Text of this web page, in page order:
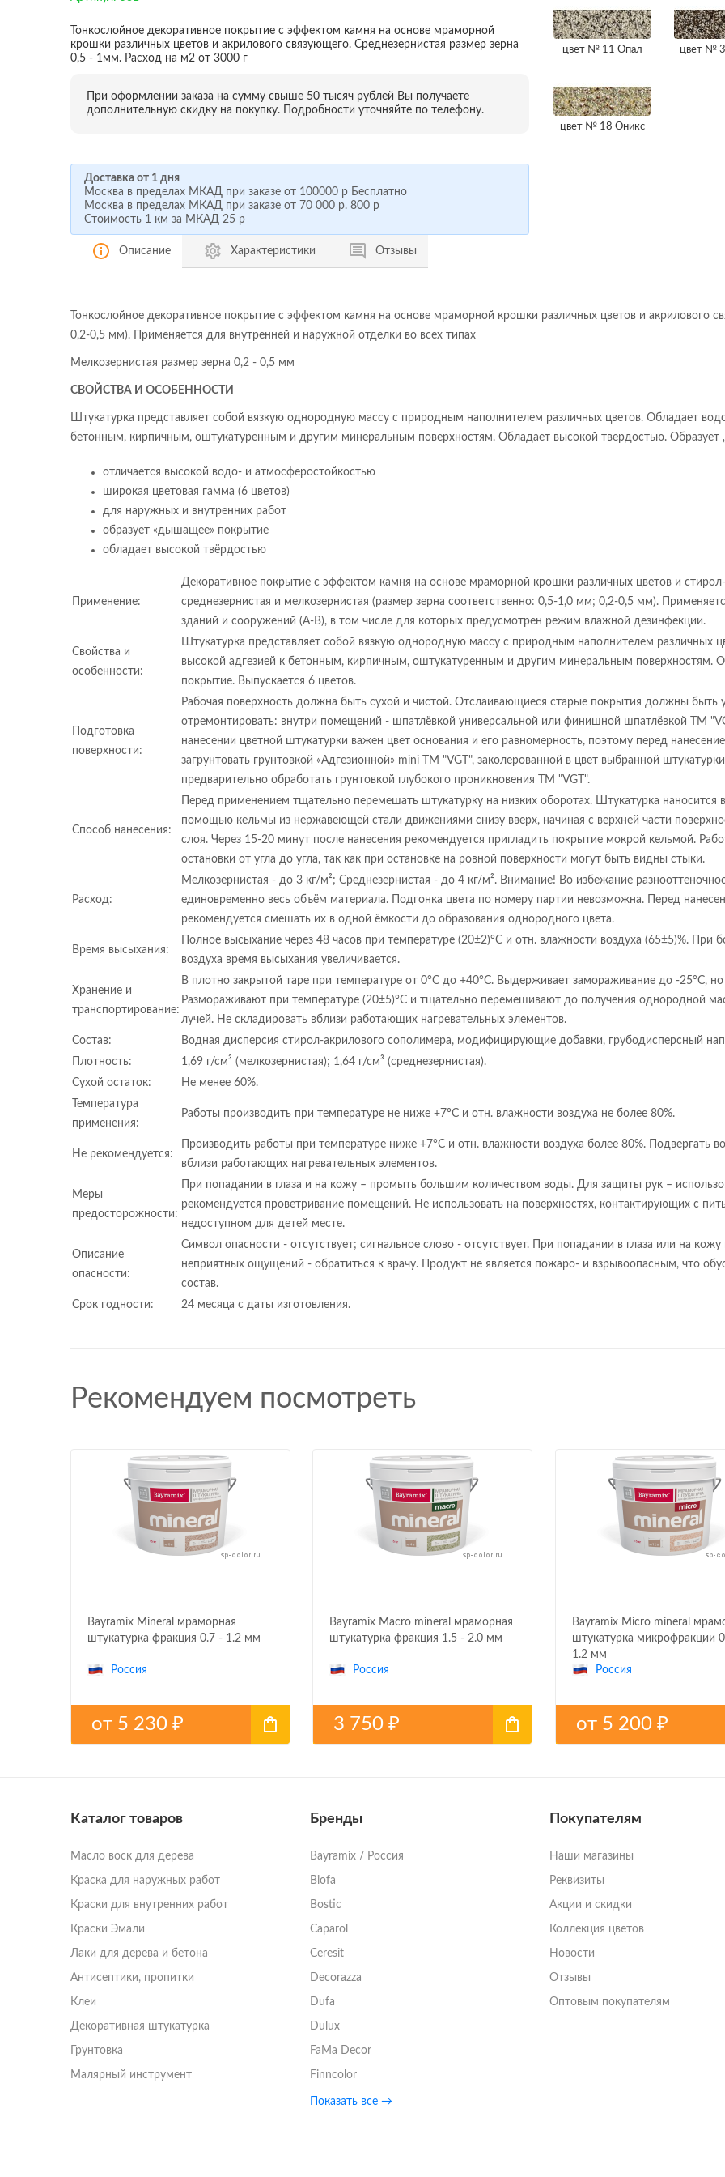
Тонкослойное декоративное покрытие с эффектом камня на основе мраморной
крошки различных цветов и акрилового связующего. Среднезернистая размер зерна
0,5 - 1мм. Расход на м2 от 3000 г
При оформлении заказа на сумму свыше 50 тысяч рублей Вы получаете
дополнительную скидку на покупку. Подробности уточняйте по телефону.
Доставка от 1 дня
Москва в пределах МКАД при заказе от 100000 р Бесплатно
Москва в пределах МКАД при заказе от 70 000 р. 800 р
Стоимость 1 км за МКАД 25 р
цвет № 11 Опал цвет № 3
цвет № 18 Оникс
Описание Характеристики Отзывы
Тонкослойное декоративное покрытие с эффектом камня на основе мраморной крошки различных цветов и акрилового
0,2-0,5 мм). Применяется для внутренней и наружной отделки во всех типах
Мелкозернистая размер зерна 0,2 - 0,5 мм
СВОЙСТВА И ОСОБЕННОСТИ
Штукатурка представляет собой вязкую однородную массу с природным наполнителем различных цветов. Обладает
бетонным, кирпичным, оштукатуренным и другим минеральным поверхностям. Обладает высокой твердостью.
отличается высокой водо- и атмосферостойкостью
широкая цветовая гамма (6 цветов)
для наружных и внутренних работ
образует «дышащее» покрытие
обладает высокой твёрдостью
Применение:
Декоративное покрытие с эффектом камня на основе мраморной крошки различных цветов и
среднезернистая и мелкозернистая (размер зерна соответственно: 0,5-1,0 мм; 0,2-0,5 мм).
зданий и сооружений (А-В), в том числе для которых предусмотрен режим влажной дезинфекции.
Свойства и
особенности:
Штукатурка представляет собой вязкую однородную массу с природным наполнителем различных
высокой адгезией к бетонным, кирпичным, оштукатуренным и другим минеральным поверхностям.
покрытие. Выпускается 6 цветов.
Подготовка
поверхности:
Рабочая поверхность должна быть сухой и чистой. Отслаивающиеся старые покрытия должны
отремонтировать: внутри помещений - шпатлёвкой универсальной или финишной шпатлёвкой ТМ
нанесении цветной штукатурки важен цвет основания и его равномерность, поэтому перед
загрунтовать грунтовкой «Адгезионной» mini ТМ "VGT", заколерованной в цвет выбранной
предварительно обработать грунтовкой глубокого проникновения ТМ "VGT".
Способ нанесения:
Перед применением тщательно перемешать штукатурку на низких оборотах. Штукатурка
помощью кельмы из нержавеющей стали движениями снизу вверх, начиная с верхней части
слоя. Через 15-20 минут после нанесения рекомендуется пригладить покрытие мокрой кельмой.
остановки от угла до угла, так как при остановке на ровной поверхности могут быть видны стыки.
Расход:
Мелкозернистая - до 3 кг/м²; Среднезернистая - до 4 кг/м². Внимание! Во избежание
единовременно весь объём материала. Подгонка цвета по номеру партии невозможна. Перед
рекомендуется смешать их в одной ёмкости до образования однородного цвета.
Время высыхания:
Полное высыхание через 48 часов при температуре (20±2)°С и отн. влажности воздуха (65±5)%. При
воздуха время высыхания увеличивается.
Хранение и
транспортирование:
В плотно закрытой таре при температуре от 0°С до +40°С. Выдерживает замораживание до -25°С,
Размораживают при температуре (20±5)°С и тщательно перемешивают до получения однородной
лучей. Не складировать вблизи работающих нагревательных элементов.
Состав:
Водная дисперсия стирол-акрилового сополимера, модифицирующие добавки, грубодисперсный
Плотность:
1,69 г/см³ (мелкозернистая); 1,64 г/см³ (среднезернистая).
Сухой остаток:
Не менее 60%.
Температура
применения:
Работы производить при температуре не ниже +7°С и отн. влажности воздуха не более 80%.
Не рекомендуется:
Производить работы при температуре ниже +7°С и отн. влажности воздуха более 80%. Подвергать
вблизи работающих нагревательных элементов.
Меры
предосторожности:
При попадании в глаза и на кожу – промыть большим количеством воды. Для защиты рук –
рекомендуется проветривание помещений. Не использовать на поверхностях, контактирующих с
недоступном для детей месте.
Описание
опасности:
Символ опасности - отсутствует; сигнальное слово - отсутствует. При попадании в глаза или на
неприятных ощущений - обратиться к врачу. Продукт не является пожаро- и взрывоопасным, что
состав.
Срок годности:
24 месяца с даты изготовления.
Рекомендуем посмотреть
Bayramix Mineral мраморная
штукатурка фракция 0.7 - 1.2 мм
Россия
от 5 230 ₽
Bayramix Macro mineral мраморная
штукатурка фракция 1.5 - 2.0 мм
Россия
3 750₽
Bayramix Micro mineral
штукатурка микрофракции
1.2 мм
Россия
от 5 200 ₽
Каталог товаров
Масло воск для дерева
Краска для наружных работ
Краски для внутренних работ
Краски Эмали
Лаки для дерева и бетона
Антисептики, пропитки
Клеи
Декоративная штукатурка
Грунтовка
Малярный инструмент
Бренды
Bayramix / Россия
Biofa
Bostic
Caparol
Ceresit
Decorazza
Dufa
Dulux
FaMa Dеcor
Finncolor
Показать все →
Покупателям
Наши магазины
Реквизиты
Акции и скидки
Коллекция цветов
Новости
Отзывы
Оптовым покупателям